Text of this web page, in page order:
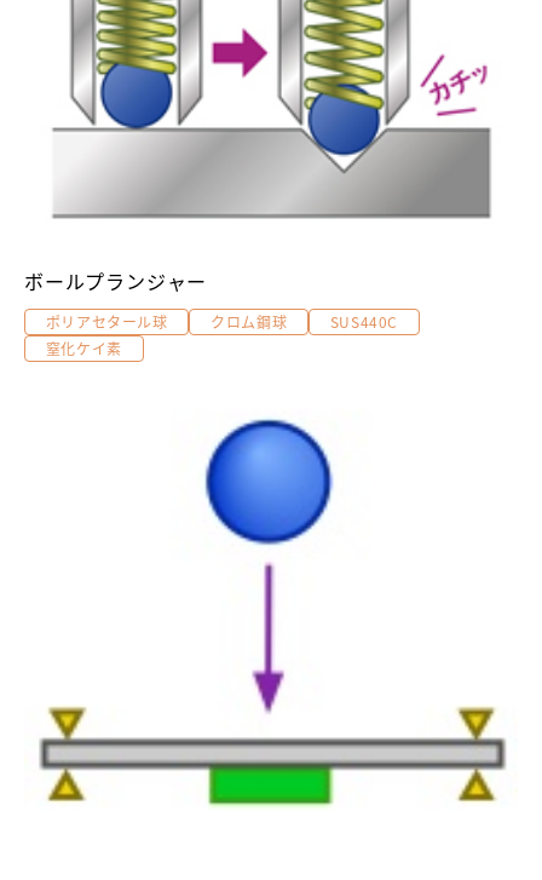
ボールプランジャー
ポリアセタール球 クロム鋼球
SUS440C
窒化ケイ素